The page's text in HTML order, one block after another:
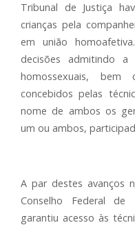
Tribunal de Justiça
crianças pela
em união
decisões admitindo
homossexuais,
concebidos pelas
nome de ambos os
um ou ambos,
A par destes avanços
Conselho Federal de
garantiu acesso às